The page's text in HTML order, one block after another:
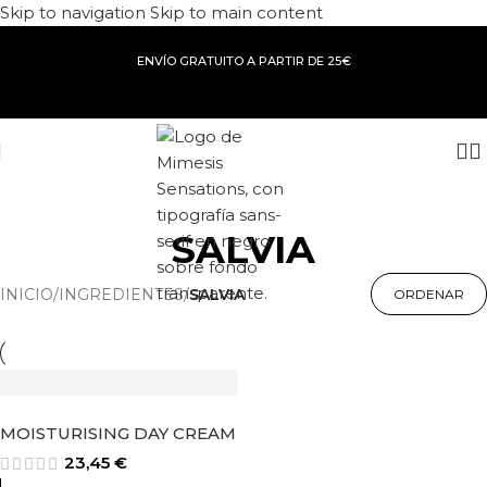
Skip to navigation Skip to main content
ENVÍO GRATUITO A PARTIR DE 25€
SALVIA
INICIO/INGREDIENTES/SALVIA
MOISTURISING DAY CREAM
23,45 €